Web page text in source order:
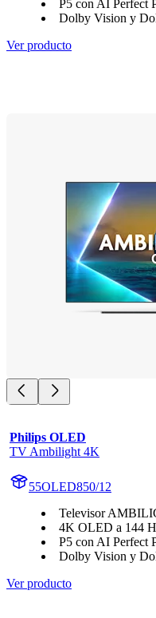
P5 con AI Perfect
Dolby Vision y
Ver producto
Philips OLED
TV Ambilight 4K
55OLED850/12
Televisor
4K OLED a 144
P5 con AI Perfect
Dolby Vision y
Ver producto